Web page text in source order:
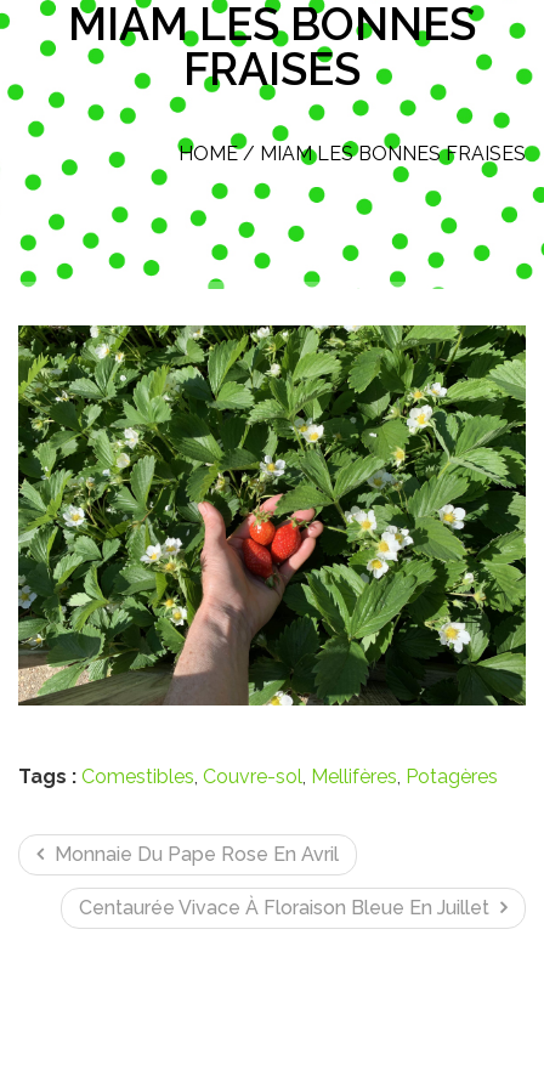
MIAM LES BONNES
FRAISES
HOME/ MIAM LES BONNES FRAISES
Tags : Comestibles, Couvre-sol, Mellifères, Potagères
Monnaie Du Pape Rose En Avril
Centaurée Vivace À Floraison Bleue En Juillet